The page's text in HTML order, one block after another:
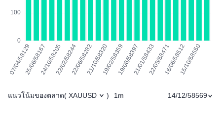
แนวโน้มของตลาด( XAUUSD ) 1m 14/12/58569